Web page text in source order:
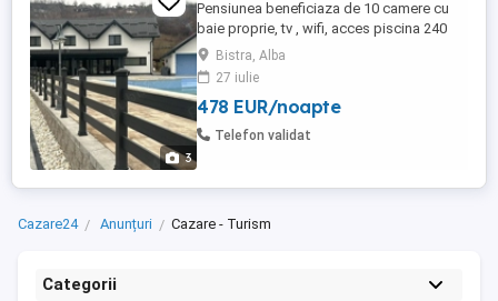
3
Pensiunea beneficiaza de 10 camere cu
baie proprie, tv , wifi, acces piscina 240
mp cu jacuzzi. La alegere se poate opta
pentru pachet cu mic-dejun si cina.
Proprietatea beneficiaza de o parcare
privata generoasa, locatia este ideala
pentru intalniri team building. Pentru mai
Bistra, Alba
27 iulie
478 EUR/noapte
Telefon validat
Cazare24 Anunțuri Cazare - Turism
Categorii